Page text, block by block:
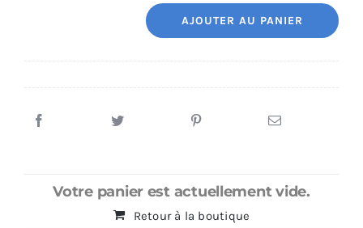
Galaxy
4G
(G780B)
AJOUTER AU PANIER
Votre panier est actuellement vide.
Retour à la boutique